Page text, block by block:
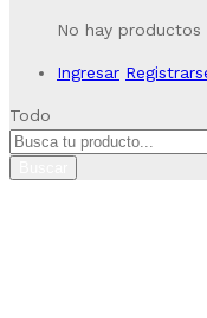
No hay
Ingresar
Todo